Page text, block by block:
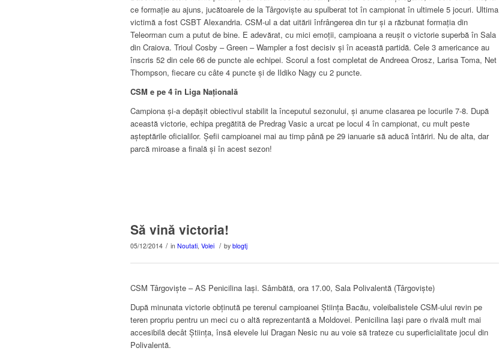
ce formație au ajuns, jucătoarele de la Târgoviște au spulberat tot în campionat în ultimele 5 jocuri. Ultima
victimă a fost CSBT Alexandria. CSM-ul a dat uitării înfrângerea din tur și a răzbunat formația din
Teleorman cum a putut de bine. E adevărat, cu mici emoții, campioana a reușit o victorie superbă în Sala
din Craiova. Trioul Cosby – Green – Wampler a fost decisiv și în această partidă. Cele 3 americance au
înscris 52 din cele 66 de puncte ale echipei. Scorul a fost completat de Andreea Orosz, Larisa Toma, Net
Thompson, fiecare cu câte 4 puncte și de Ildiko Nagy cu 2 puncte.
CSM e pe 4 în Liga Națională
Campiona și-a depășit obiectivul stabilit la începutul sezonului, și anume clasarea pe locurile 7-8. După
această victorie, echipa pregătită de Predrag Vasic a urcat pe locul 4 în campionat, cu mult peste
așteptările oficialilor. Șefii campioanei mai au timp până pe 29 ianuarie să aducă întăriri. Nu de alta, dar
parcă miroase a finală și în acest sezon!
Să vină victoria!
05/12/2014 / in Noutati Volei / by blogtj
CSM Târgoviște – AS Penicilina Iași. Sâmbătă, ora 17.00, Sala Polivalentă (Târgoviște)
După minunata victorie obținută pe terenul campioanei Știința Bacău, voleibalistele CSM-ului revin pe
teren propriu pentru un meci cu o altă reprezentantă a Moldovei. Penicilina Iași pare o rivală mult mai
accesibilă decât Știința, însă elevele lui Dragan Nesic nu au voie să trateze cu superficialitate jocul din
Polivalentă.